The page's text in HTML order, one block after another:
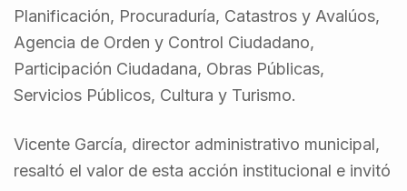
Planificación, Procuraduría, Catastros y Avalúos,
Agencia de Orden y Control Ciudadano,
Participación Ciudadana, Obras Públicas,
Servicios Públicos, Cultura y Turismo.
Vicente García, director administrativo municipal,
resaltó el valor de esta acción institucional e invitó